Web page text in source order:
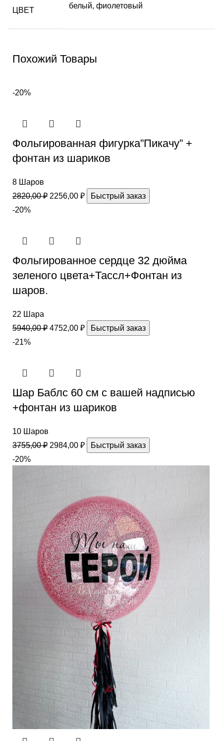
ЦВЕТ
белый, фиолетовый
Похожий Товары
-20%
Фольгированная фигурка”Пикачу” +
фонтан из шариков
8 Шаров
2820,00₽ 2256,00 ₽
Быстрый заказ
-20%
Фольгированное сердце 32 дюйма
зеленого цвета+Тассл+Фонтан из
шаров.
22 Шара
5940,00₽ 4752,00 ₽
Быстрый заказ
-21%
Шар Баблс 60 см с вашей надписью
+фонтан из шариков
10 Шаров
3755,00₽ 2984,00 ₽
Быстрый заказ
-20%